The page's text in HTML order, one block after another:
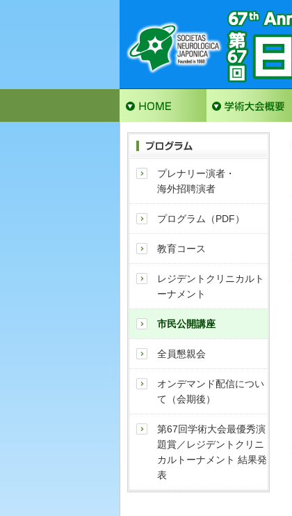
プレナリー演者・
海外招聘演者
プログラム（PDF）
教育コース
レジデントクリニカルト
ーナメント
市民公開講座
全員懇親会
オンデマンド配信につい
て（会期後）
第67回学術大会最優秀演
題賞／レジデントクリニ
カルトーナメント 結果発
表